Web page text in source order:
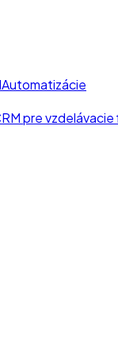
Automatizácie
pre vzdelávacie